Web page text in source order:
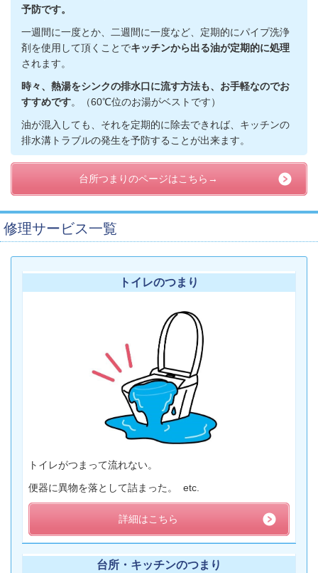
予防です。
一週間に一度とか、二週間に一度など、定期的にパイプ洗浄
剤を使用して頂くことでキッチンから出る油が定期的に処理
されます。
時々、熱湯をシンクの排水口に流す方法も、お手軽なのでお
すすめです。（60℃位のお湯がベストです）
油が混入しても、それを定期的に除去できれば、キッチンの
排水溝トラブルの発生を予防することが出来ます。
台所つまりのページはこちら→
修理サービス一覧
トイレのつまり
トイレがつまって流れない。
便器に異物を落として詰まった。 etc.
詳細はこちら
台所・キッチンのつまり